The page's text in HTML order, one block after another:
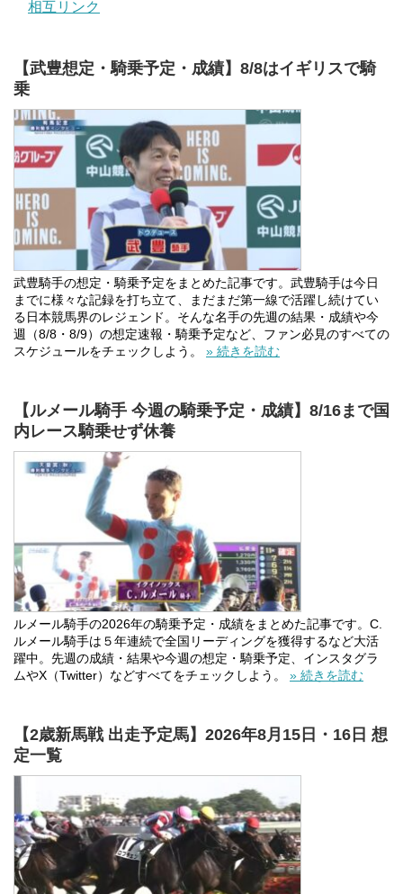
相互リンク
【武豊想定・騎乗予定・成績】8/8はイギリスで騎
乗
武豊騎手の想定・騎乗予定をまとめた記事です。武豊騎手は今日
までに様々な記録を打ち立て、まだまだ第一線で活躍し続けてい
る日本競馬界のレジェンド。そんな名手の先週の結果・成績や今
週（8/8・8/9）の想定速報・騎乗予定など、ファン必見のすべての
スケジュールをチェックしよう。 » 続きを読む
【ルメール騎手 今週の騎乗予定・成績】8/16まで国
内レース騎乗せず休養
ルメール騎手の2026年の騎乗予定・成績をまとめた記事です。C.
ルメール騎手は５年連続で全国リーディングを獲得するなど大活
躍中。先週の成績・結果や今週の想定・騎乗予定、インスタグラ
ムやX（Twitter）などすべてをチェックしよう。 » 続きを読む
【2歳新馬戦 出走予定馬】2026年8月15日・16日 想
定一覧